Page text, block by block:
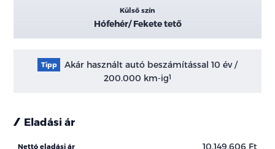
Külső szín
Hófehér/ Fekete tető
Tipp
Akár használt autó beszámítással 10 év /
200.000 km-ig1
Eladási ár
Nettó eladási ár 10.149.606 Ft